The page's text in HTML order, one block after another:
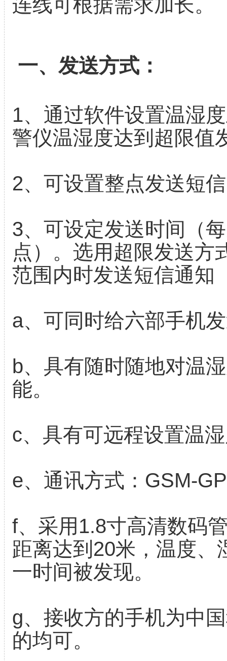
一、发送方式：
1、通过软件设置温湿
警仪温湿度达到超限值
2、可设置整点发送短
3、可设定发送时间（
点）。选用超限发送方
范围内时发送短信通知
a、可同时给六部手机
b、具有随时随地对温
能。
c、具有可远程设置温
e、通讯方式：GSM-
f、采用1.8寸高清数码
距离达到20米，温度、
一时间被发现。
g、接收方的手机为中
的均可。